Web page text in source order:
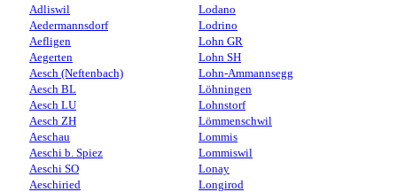
Adliswil
Aedermannsdorf
Aefligen
Aegerten
Aesch (Neftenbach)
Aesch BL
Aesch LU
Aesch ZH
Aeschau
Aeschi b. Spiez
Aeschi SO
Aeschiried
Lodano
Lodrino
Lohn GR
Lohn SH
Lohn-Ammannsegg
Löhningen
Lohnstorf
Lömmenschwil
Lommis
Lommiswil
Lonay
Longirod